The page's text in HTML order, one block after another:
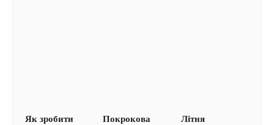
Як зробити
Покрокова
Літня